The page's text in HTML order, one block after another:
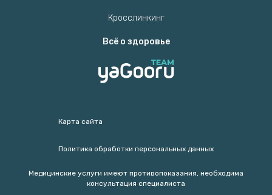
Кросслинкинг
Всё о здоровье
Карта сайта
Политика обработки персональных данных
Медицинские услуги имеют противопоказания, необходима
консультация специалиста